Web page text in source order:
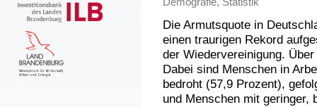
Die Armutsquote in
einen traurigen Rekord
der Wiedervereinigung.
Dabei sind Menschen in
bedroht (57,9 Prozent),
und Menschen mit geringer,